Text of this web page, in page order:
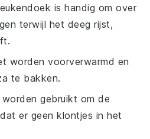
is handig om over
terwijl het deeg rijst,
worden voorverwarmd en
te bakken.
gebruikt om de
er geen klontjes in het